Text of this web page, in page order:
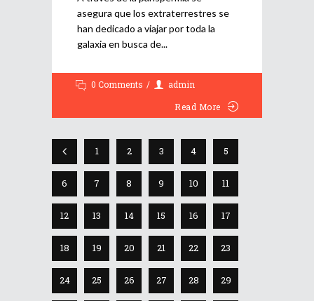
asegura que los extraterrestres se
han dedicado a viajar por toda la
galaxia en busca de
0 Comments
admin
Read More
1 2 3 4 5
6 7 8 9 10 11
12 13 14 15 16 17
18 19 20 21 22 23
24 25 26 27 28 29